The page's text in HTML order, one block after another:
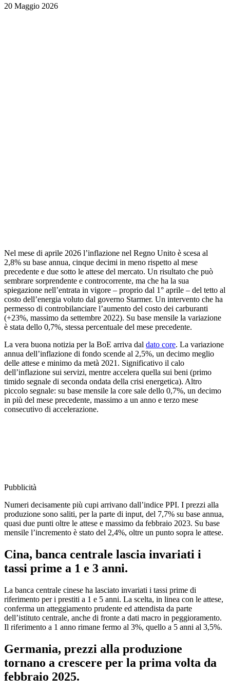
20 Maggio 2026
Nel mese di aprile 2026 l’inflazione nel Regno Unito è scesa al
2,8% su base annua, cinque decimi in meno rispetto al mese
precedente e due sotto le attese del mercato. Un risultato che può
sembrare sorprendente e controcorrente, ma che ha la sua
spiegazione nell’entrata in vigore – proprio dal 1° aprile – del tetto al
costo dell’energia voluto dal governo Starmer. Un intervento che ha
permesso di controbilanciare l’aumento del costo dei carburanti
(+23%, massimo da settembre 2022). Su base mensile la variazione
è stata dello 0,7%, stessa percentuale del mese precedente.
La vera buona notizia per la BoE arriva dal dato core. La variazione
annua dell’inflazione di fondo scende al 2,5%, un decimo meglio
delle attese e minimo da metà 2021. Significativo il calo
dell’inflazione sui servizi, mentre accelera quella sui beni (primo
timido segnale di seconda ondata della crisi energetica). Altro
piccolo segnale: su base mensile la core sale dello 0,7%, un decimo
in più del mese precedente, massimo a un anno e terzo mese
consecutivo di accelerazione.
Pubblicità
Numeri decisamente più cupi arrivano dall’indice PPI. I prezzi alla
produzione sono saliti, per la parte di input, del 7,7% su base annua,
quasi due punti oltre le attese e massimo da febbraio 2023. Su base
mensile l’incremento è stato del 2,4%, oltre un punto sopra le attese.
Cina, banca centrale lascia invariati i
tassi prime a 1 e 3 anni.
La banca centrale cinese ha lasciato invariati i tassi prime di
riferimento per i prestiti a 1 e 5 anni. La scelta, in linea con le attese,
conferma un atteggiamento prudente ed attendista da parte
dell’istituto centrale, anche di fronte a dati macro in peggioramento.
Il riferimento a 1 anno rimane fermo al 3%, quello a 5 anni al 3,5%.
Germania, prezzi alla produzione
tornano a crescere per la prima volta da
febbraio 2025.